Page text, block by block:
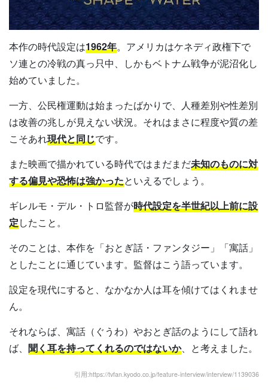
本作の時代設定は1962年。アメリカはケネディ政権下で
ソ連との冷戦の真っ只中、しかもベトナム戦争が泥沼化し
始めていました。
一方、公民権運動は始まったばかりで、人種差別や性差別
は改善の兆しが見えない状況。それはまさに程度や質の差
こそあれ現代と同じです。
また映画で描かれている時代ではまだまだ未知のものに対
する偏見や恐怖は強かったといえるでしょう。
ギレルモ・デル・トロ監督が時代設定を半世紀以上前に設
定したこと。
そのことは、本作を「おとぎ話・ファンタジー」「寓話」
としたことに通じています。監督はこう語っています。
設定を現代にすると、なかなか人は耳を傾けてはくれませ
ん。
それならば、寓話（ぐうわ）やおとぎ話のようにして語れ
ば、 聞く耳を持ってくれるのではないか、と考えました。
引用:https://tvfan.kyodo.co.jp/feature-interview/interview/1139036